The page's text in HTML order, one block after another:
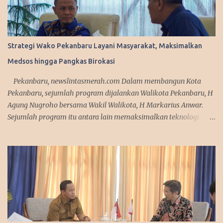
Strategi Wako Pekanbaru Layani Masyarakat, Maksimalkan
Medsos hingga Pangkas Birokasi
Pekanbaru, newslintasmerah.com Dalam membangun Kota
Pekanbaru, sejumlah program dijalankan Walikota Pekanbaru, H
Agung Nugroho bersama Wakil Walikota, H Markarius Anwar.
Sejumlah program itu antara lain memaksimalkan teknologi
kampanye. "Kita sedang mempersiapkan aplikasi yang bisa
diakses masyarakat. Jadi segala urusan cukup diakses
menggunakan smartphone saja, missal penerbitan KTP dan
adiministrasi kependudukan lainnya," urai Agung. Srategi dalam
memanfaatkan media sosial diakui Agung Nugroho sangat
membantu dalam menyampaikan informasi dan kebijakan